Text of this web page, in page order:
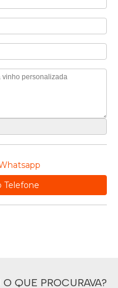
Telefone
QUE PROCURAVA?